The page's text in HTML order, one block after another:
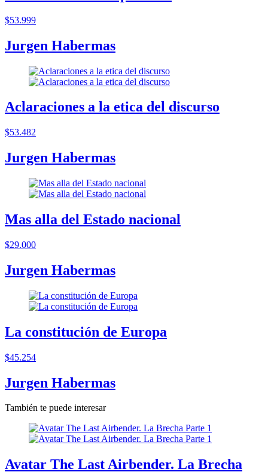
$53.999
Jurgen Habermas
Aclaraciones a la etica del discurso
$53.482
Jurgen Habermas
Mas alla del Estado nacional
$29.000
Jurgen Habermas
La constitución de Europa
$45.254
Jurgen Habermas
También te puede interesar
Avatar The Last Airbender. La Brecha